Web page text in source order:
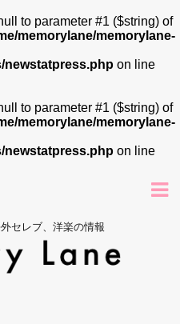
to parameter #1 ($string) of
memorylane/memorylane-
newstatpress.php on line
to parameter #1 ($string) of
memorylane/memorylane-
newstatpress.php on line
セレブ、洋楽の情報